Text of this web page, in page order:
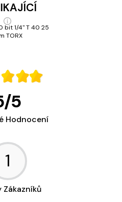
bit 1/4" T 40 25
TORX
/5
Hodnocení
1
Zákazníků